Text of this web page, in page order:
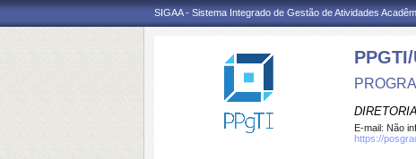
SIGAA - Sistema Integrado de Gestão de Atividades
E-mail: Não
https://